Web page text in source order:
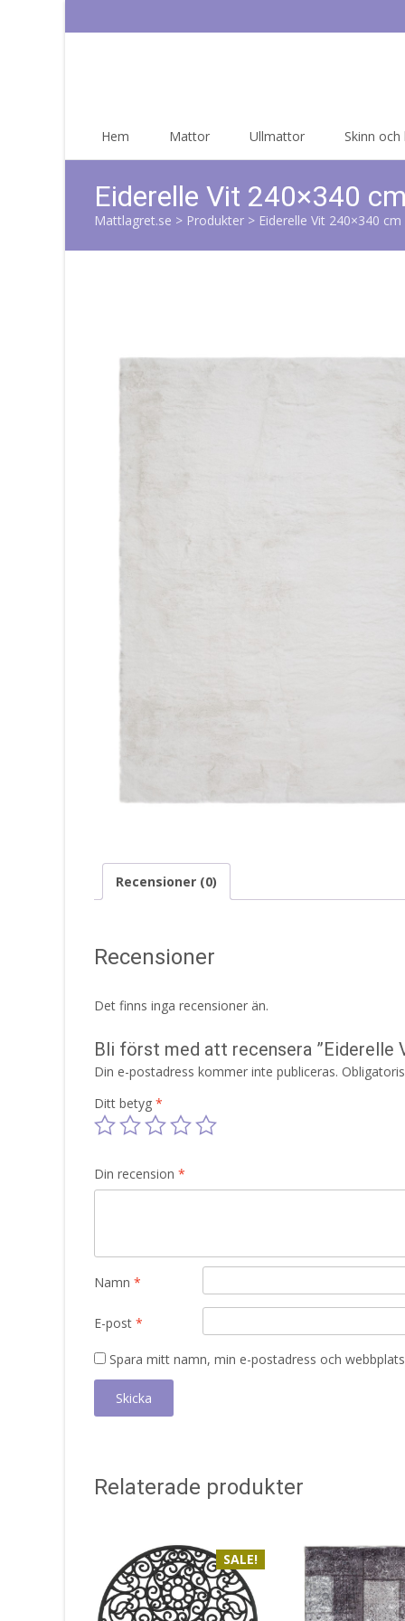
Hem Mattor Ullmattor Skinn och
Eiderelle Vit 240×340
Mattlagret.se > Produkter > Eiderelle Vit 240×340
Recensioner (0)
Recensioner
Det finns inga recensioner än.
Bli först med att recensera ”Eiderelle
Din e-postadress kommer inte publiceras.
Ditt betyg *
Din recension *
Namn *
E-post *
Spara mitt namn, min e-postadress och
Relaterade produkter
SALE!